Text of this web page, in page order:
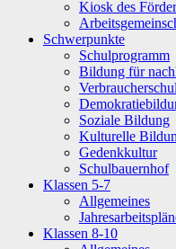
Kiosk des
Schwerpunkte
Schulprogramm
Bildung für
Soziale Bildung
Kulturelle
Gedenkkultur
Schulbauernhof
Klassen 5-7
Allgemeines
Klassen 8-10